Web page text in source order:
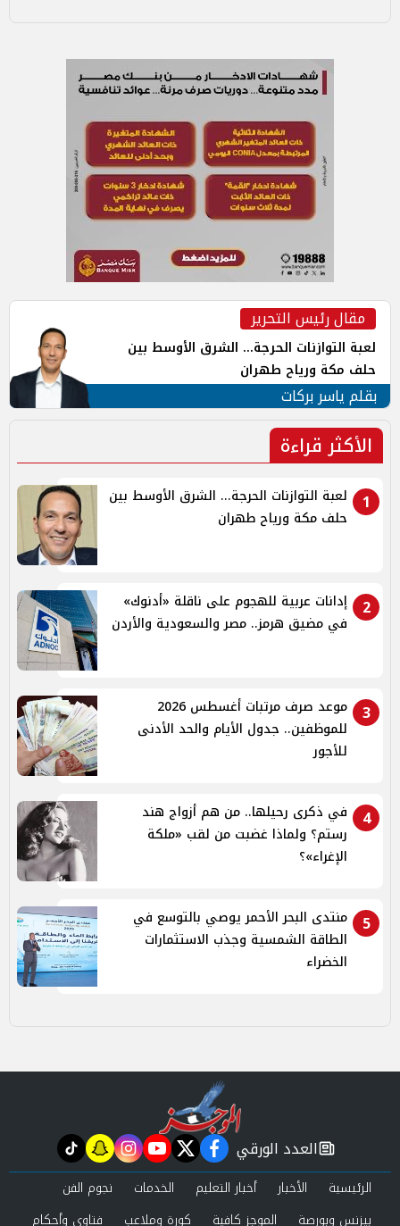
مقال رئيس التحرير
لعبة التوازنات الحرجة... الشرق الأوسط بين
حلف مكة ورياح طهران
بقلم ياسر بركات
الأكثر قراءة
1
لعبة التوازنات الحرجة... الشرق الأوسط بين
حلف مكة ورياح طهران
2
إدانات عربية للهجوم على ناقلة «أدنوك»
في مضيق هرمز.. مصر والسعودية والأردن
3
موعد صرف مرتبات أغسطس 2026
للموظفين.. جدول الأيام والحد الأدنى
للأجور
4
في ذكرى رحيلها.. من هم أزواج هند
رستم؟ ولماذا غضبت من لقب «ملكة
الإغراء»؟
5
منتدى البحر الأحمر يوصي بالتوسع في
الطاقة الشمسية وجذب الاستثمارات
الخضراء
newspaper
العدد الورقي facebook
twitter
youtube
instagram
snapchat
tiktok
الرئيسية الأخبار أخبار التعليم الخدمات
نجوم الفن
بيزنس وبورصة
الموجز كافية كورة وملاعب فتاوى وأحكام